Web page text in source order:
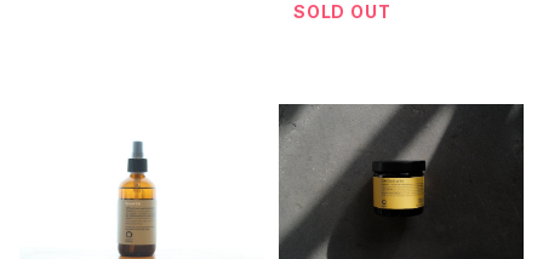
SOLD OUT